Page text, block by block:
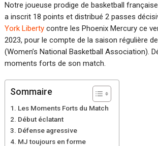
Notre joueuse prodige de basketball française
a inscrit 18 points et distribué 2 passes
York Libertycontre les Phoenix Mercury ce
2023, pour le compte de la saison régulière
(Women’s National Basketball Association).
moments forts de son match.
Sommaire
Les Moments Forts du Match
Début éclatant
Défense agressive
MJ toujours en forme